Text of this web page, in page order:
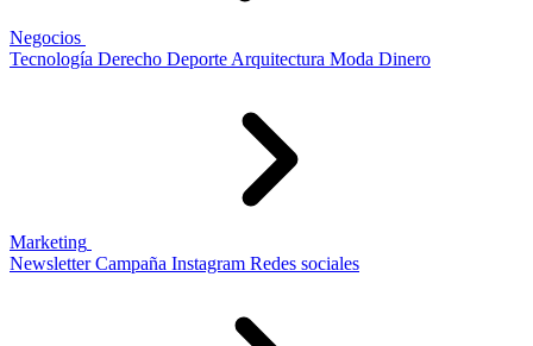
Negocios
Tecnología Derecho Deporte Arquitectura Moda Dinero
Marketing
Newsletter Campaña Instagram Redes sociales